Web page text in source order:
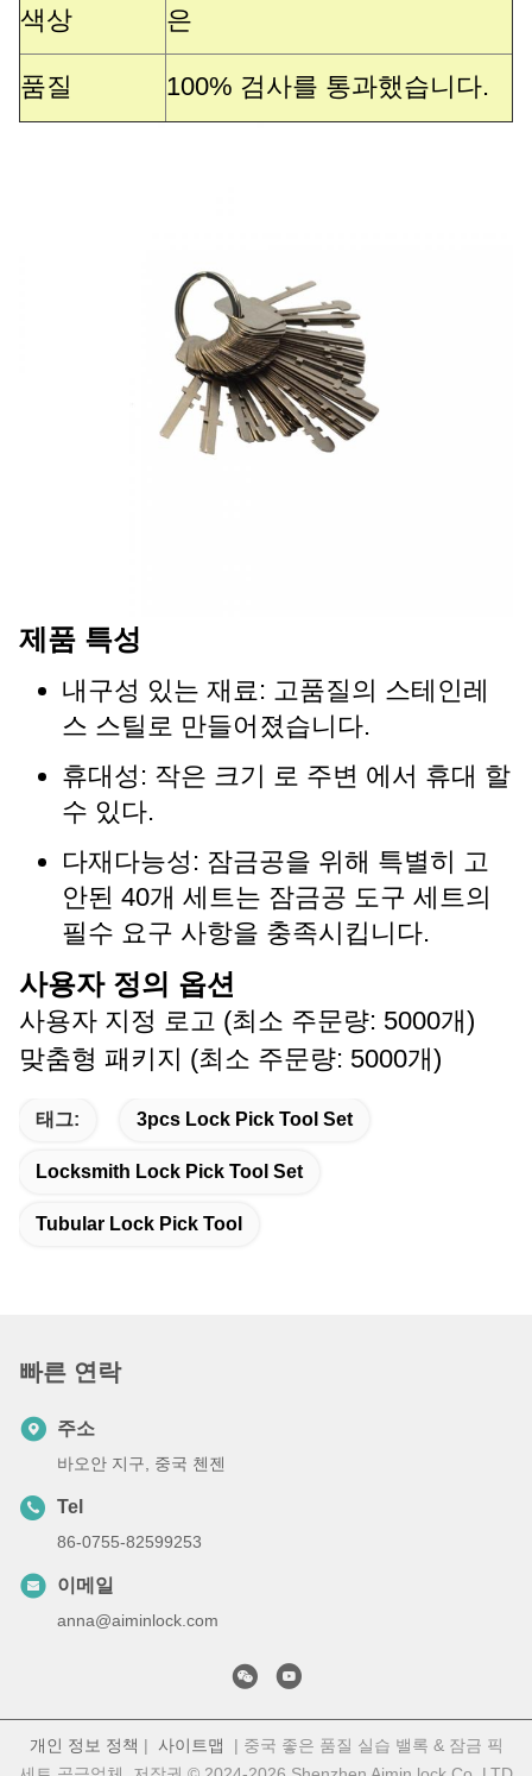
색상 은
품질 100% 검사를 통과했습니다.
제품 특성
내구성 있는 재료: 고품질의 스테인레
스 스틸로 만들어졌습니다.
휴대성: 작은 크기 로 주변 에서 휴대 할
수 있다.
다재다능성: 잠금공을 위해 특별히 고
안된 40개 세트는 잠금공 도구 세트의
필수 요구 사항을 충족시킵니다.
사용자 정의 옵션
사용자 지정 로고 (최소 주문량: 5000개)
맞춤형 패키지 (최소 주문량: 5000개)
태그: 3pcs Lock Pick Tool Set
Locksmith Lock Pick Tool Set
Tubular Lock Pick Tool
빠른 연락
주소
바오안 지구, 중국 첸젠
Tel
86-0755-82599253
이메일
anna@aiminlock.com
개인 정보 정책 | 사이트맵 | 중국 좋은 품질 실습 밸록 & 잠금 픽